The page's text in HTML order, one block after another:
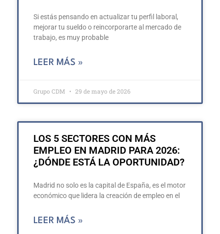
Si estás pensando en actualizar tu perfil laboral,
mejorar tu sueldo o reincorporarte al mercado de
trabajo, es muy probable
LEER MÁS »
Grupo CDM 29 de mayo de 2026
LOS 5 SECTORES CON MÁS
EMPLEO EN MADRID PARA 2026:
¿DÓNDE ESTÁ LA OPORTUNIDAD?
Madrid no solo es la capital de España, es el motor
económico que lidera la creación de empleo en el
LEER MÁS »